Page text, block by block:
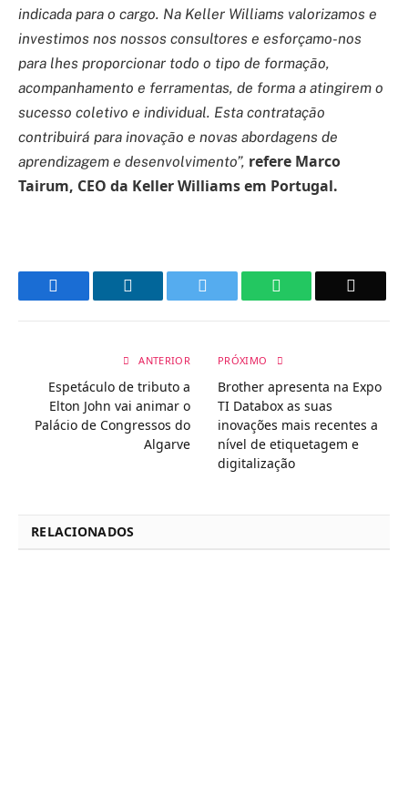
indicada para o cargo. Na Keller Williams valorizamos e
investimos nos nossos consultores e esforçamo-nos
para lhes proporcionar todo o tipo de formação,
acompanhamento e ferramentas, de forma a atingirem o
sucesso coletivo e individual. Esta contratação
contribuirá para inovação e novas abordagens de
aprendizagem e desenvolvimento”, refere Marco
Tairum, CEO da Keller Williams em Portugal.
WhatsApp
ANTERIOR
Espetáculo de tributo a
Elton John vai animar o
Palácio de Congressos do
Algarve
PRÓXIMO
Brother apresenta na Expo
TI Databox as suas
inovações mais recentes a
nível de etiquetagem e
digitalização
RELACIONADOS